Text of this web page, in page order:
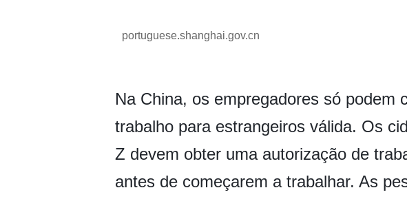
portuguese.shanghai.gov.cn
Na China, os empregadores só podem
trabalho para estrangeiros válida. Os
Z devem obter uma autorização de
antes de começarem a trabalhar. As